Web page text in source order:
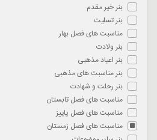
بنر خیر مقدم
بنر تسلیت
مناسبت های فصل بهار
بنر ولادت
بنر اعیاد مذهبی
بنر مناسبت های مذهبی
بنر رحلت و شهادت
مناسبت های فصل تابستان
مناسبت های فصل پاییز
مناسبت های فصل زمستان